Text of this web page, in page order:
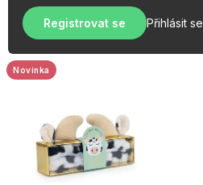
AKCE
Jak nakupovat Kontakty
t
ů
Registrovat se Přihlásit se
d
uNovinka